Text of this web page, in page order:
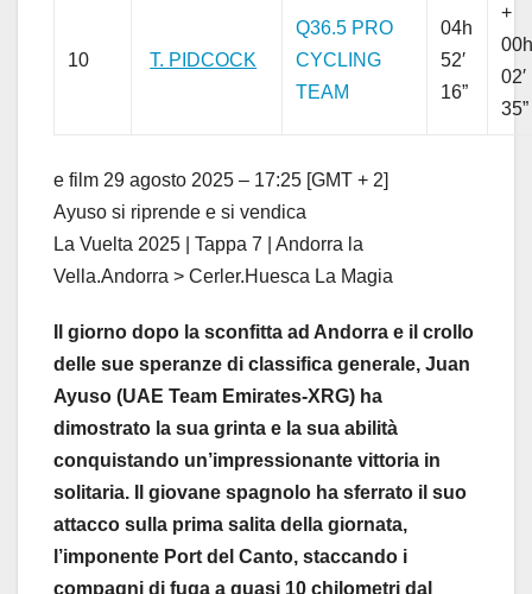
10 T. PIDCOCK
Q36.5 PRO
CYCLING
TEAM
04h
52′
16”
+
02′
35”
e film 29 agosto 2025 – 17:25 [GMT + 2]
Ayuso si riprende e si vendica
La Vuelta 2025 | Tappa 7 | Andorra la
Vella.Andorra > Cerler.Huesca La Magia
Il giorno dopo la sconfitta ad Andorra e il crollo
delle sue speranze di classifica generale, Juan
Ayuso (UAE Team Emirates-XRG) ha
dimostrato la sua grinta e la sua abilità
conquistando un’impressionante vittoria in
solitaria. Il giovane spagnolo ha sferrato il suo
attacco sulla prima salita della giornata,
l’imponente Port del Canto, staccando i
compagni di fuga a quasi 10 chilometri dal